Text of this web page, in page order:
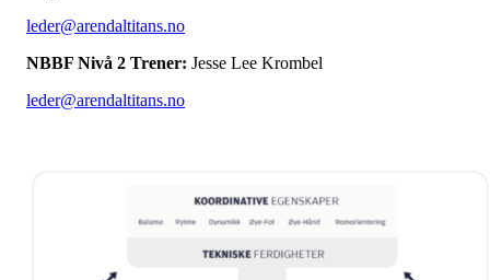
leder@arendaltitans.no
NBBF Nivå 2 Trener: Jesse Lee Krombel
leder@arendaltitans.no